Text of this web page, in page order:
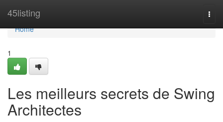
45listing
Home
Home
1
Les meilleurs secrets de Swing
Architectes